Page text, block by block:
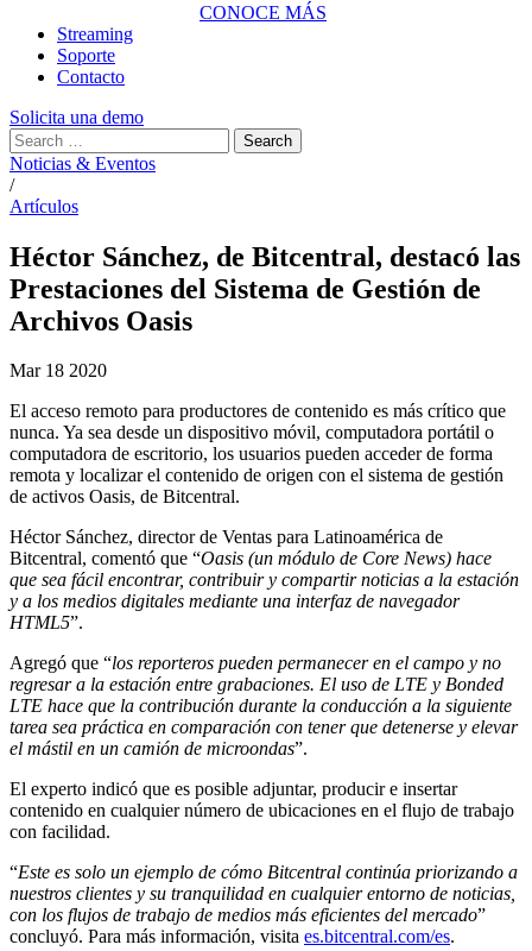
CONOCE MÁS
Streaming
Soporte
Contacto
Solicita una demo
Noticias & Eventos
/
Artículos
Héctor Sánchez, de Bitcentral, destacó las
Prestaciones del Sistema de Gestión de
Archivos Oasis
Mar 18 2020
El acceso remoto para productores de contenido es más crítico que
nunca. Ya sea desde un dispositivo móvil, computadora portátil o
computadora de escritorio, los usuarios pueden acceder de forma
remota y localizar el contenido de origen con el sistema de gestión
de activos Oasis, de Bitcentral.
Héctor Sánchez, director de Ventas para Latinoamérica de
Bitcentral, comentó que “Oasis (un módulo de Core News) hace
que sea fácil encontrar, contribuir y compartir noticias a la estación
y a los medios digitales mediante una interfaz de navegador
HTML5”.
Agregó que “los reporteros pueden permanecer en el campo y no
regresar a la estación entre grabaciones. El uso de LTE y Bonded
LTE hace que la contribución durante la conducción a la siguiente
tarea sea práctica en comparación con tener que detenerse y elevar
el mástil en un camión de microondas”.
El experto indicó que es posible adjuntar, producir e insertar
contenido en cualquier número de ubicaciones en el flujo de trabajo
con facilidad.
“Este es solo un ejemplo de cómo Bitcentral continúa priorizando a
nuestros clientes y su tranquilidad en cualquier entorno de noticias,
con los flujos de trabajo de medios más eficientes del mercado”
concluyó. Para más información, visita es.bitcentral.com/es.